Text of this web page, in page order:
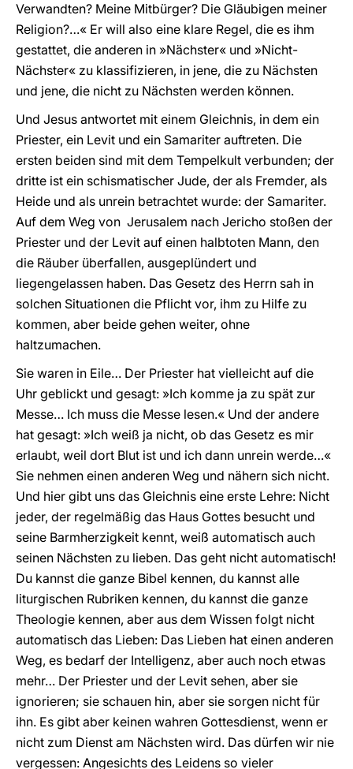
Verwandten? Meine Mitbürger? Die Gläubigen meiner
Religion?…« Er will also eine klare Regel, die es ihm
gestattet, die anderen in »Nächster« und »Nicht-
Nächster« zu klassifizieren, in jene, die zu Nächsten
und jene, die nicht zu Nächsten werden können.
Und Jesus antwortet mit einem Gleichnis, in dem ein
Priester, ein Levit und ein Samariter auftreten. Die
ersten beiden sind mit dem Tempelkult verbunden; der
dritte ist ein schismatischer Jude, der als Fremder, als
Heide und als unrein betrachtet wurde: der Samariter.
Auf dem Weg von Jerusalem nach Jericho stoßen der
Priester und der Levit auf einen halbtoten Mann, den
die Räuber überfallen, ausgeplündert und
liegengelassen haben. Das Gesetz des Herrn sah in
solchen Situationen die Pflicht vor, ihm zu Hilfe zu
kommen, aber beide gehen weiter, ohne
haltzumachen.
Sie waren in Eile… Der Priester hat vielleicht auf die
Uhr geblickt und gesagt: »Ich komme ja zu spät zur
Messe… Ich muss die Messe lesen.« Und der andere
hat gesagt: »Ich weiß ja nicht, ob das Gesetz es mir
erlaubt, weil dort Blut ist und ich dann unrein werde…«
Sie nehmen einen anderen Weg und nähern sich nicht.
Und hier gibt uns das Gleichnis eine erste Lehre: Nicht
jeder, der regelmäßig das Haus Gottes besucht und
seine Barmherzigkeit kennt, weiß automatisch auch
seinen Nächsten zu lieben. Das geht nicht automatisch!
Du kannst die ganze Bibel kennen, du kannst alle
liturgischen Rubriken kennen, du kannst die ganze
Theologie kennen, aber aus dem Wissen folgt nicht
automatisch das Lieben: Das Lieben hat einen anderen
Weg, es bedarf der Intelligenz, aber auch noch etwas
mehr… Der Priester und der Levit sehen, aber sie
ignorieren; sie schauen hin, aber sie sorgen nicht für
ihn. Es gibt aber keinen wahren Gottesdienst, wenn er
nicht zum Dienst am Nächsten wird. Das dürfen wir nie
vergessen: Angesichts des Leidens so vieler